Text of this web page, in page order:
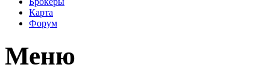
Карта
Форум
Меню